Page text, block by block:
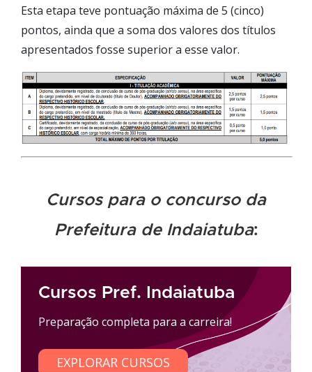
Esta etapa teve pontuação máxima de 5 (cinco)
pontos, ainda que a soma dos valores dos títulos
apresentados fosse superior a esse valor.
Cursos para o concurso da
Prefeitura de Indaiatuba:
Cursos Pref. Indaiatuba
Preparação completa para a carreira!
EXPLORAR CURSOS